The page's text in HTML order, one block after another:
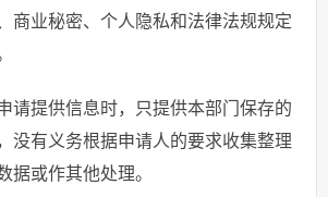
商业秘密、个人隐私和法律法规规定
请提供信息时，只提供本部门保存的
没有义务根据申请人的要求收集整理
据或作其他处理。